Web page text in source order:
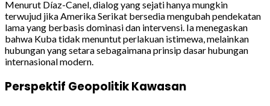
Menurut Díaz-Canel, dialog yang sejati hanya mungkin
terwujud jika Amerika Serikat bersedia mengubah pendekatan
lama yang berbasis dominasi dan intervensi. Ia menegaskan
bahwa Kuba tidak menuntut perlakuan istimewa, melainkan
hubungan yang setara sebagaimana prinsip dasar hubungan
internasional modern.
Perspektif Geopolitik Kawasan